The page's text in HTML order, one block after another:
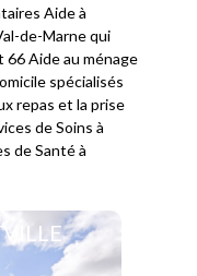
Aide à
de-Marne qui
66 Aide au ménage
spécialisés
repas et la prise
de Soins à
de Santé à